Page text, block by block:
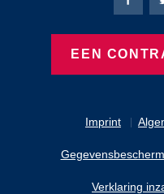
Imprint
Verklaring
EEN